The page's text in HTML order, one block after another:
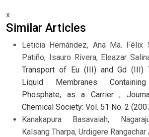
x
Similar Articles
Leticia Hernández, Ana Ma. Félix
Patiño, Isauro Rivera, Eleazar
Transport of Eu (III) and Gd (III)
Liquid Membranes
Phosphate, as a Carrier ,
Chemical Society: Vol. 51 No. 2
Kanakapura Basavaiah,
Kalsang Tharpa, Urdigere Rangachar